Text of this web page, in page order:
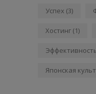
Успех (3)
Хостинг (1)
Японская